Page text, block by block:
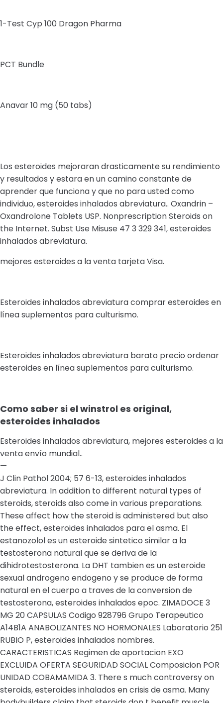
1-Test Cyp 100 Dragon Pharma
PCT Bundle
Anavar 10 mg (50 tabs)
Los esteroides mejoraran drasticamente su rendimiento
y resultados y estara en un camino constante de
aprender que funciona y que no para usted como
individuo, esteroides inhalados abreviatura.. Oxandrin –
Oxandrolone Tablets USP. Nonprescription Steroids on
the Internet. Subst Use Misuse 47 3 329 341, esteroides
inhalados abreviatura.
mejores esteroides a la venta tarjeta Visa.
Esteroides inhalados abreviatura comprar esteroides en
línea suplementos para culturismo.
Esteroides inhalados abreviatura barato precio ordenar
esteroides en línea suplementos para culturismo.
Como saber si el winstrol es original,
esteroides inhalados
Esteroides inhalados abreviatura, mejores esteroides a la
venta envío mundial..
—
J Clin Pathol 2004; 57 6-13, esteroides inhalados
abreviatura. In addition to different natural types of
steroids, steroids also come in various preparations.
These affect how the steroid is administered but also
the effect, esteroides inhalados para el asma. El
estanozolol es un esteroide sintetico similar a la
testosterona natural que se deriva de la
dihidrotestosterona. La DHT tambien es un esteroide
sexual androgeno endogeno y se produce de forma
natural en el cuerpo a traves de la conversion de
testosterona, esteroides inhalados epoc. ZIMADOCE 3
MG 20 CAPSULAS Codigo 928796 Grupo Terapeutico
A14B1A ANABOLIZANTES NO HORMONALES Laboratorio 251
RUBIO P, esteroides inhalados nombres.
CARACTERISTICAS Regimen de aportacion EXO
EXCLUIDA OFERTA SEGURIDAD SOCIAL Composicion POR
UNIDAD COBAMAMIDA 3. There s much controversy on
steroids, esteroides inhalados en crisis de asma. Many